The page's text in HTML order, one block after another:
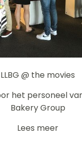
LLBG @ the movies
het personeel
Bakery Group
Lees meer